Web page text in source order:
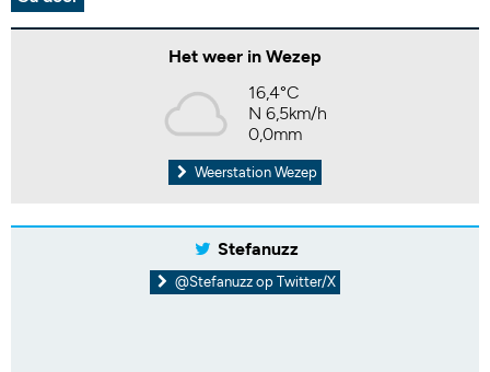
Het weer in Wezep
16,4°C
N 6,5km/h
0,0mm
Weerstation Wezep
Stefanuzz
@Stefanuzz op Twitter/X